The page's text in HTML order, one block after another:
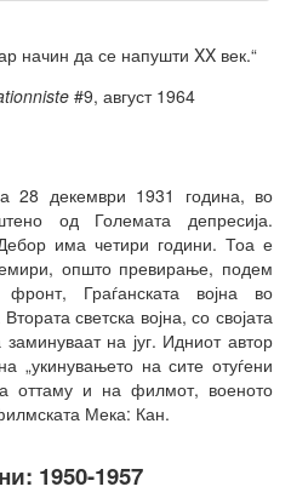
начин да се напушти XX век.“
#9, август 1964
28 декември 1931 година, во
од Големата депресија.
има четири години. Тоа е
општо превирање, подем
Граѓанската војна во
светска војна, со својата
на југ. Идниот автор
„укинувањето на сите отуѓени
оттаму и на филмот, военото
Мека: Кан.
1950-1957